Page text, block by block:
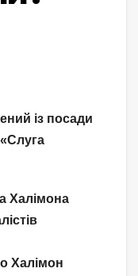
із посади
Халімона
Халімон